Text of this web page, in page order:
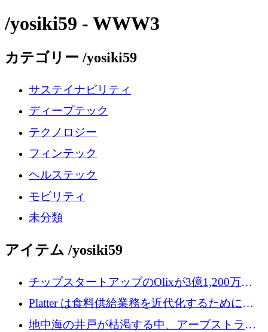
/yosiki59 - WWW3
カテゴリー /yosiki59
サステイナビリティ
ディープテック
テクノロジー
フィンテック
ヘルステック
モビリティ
未分類
アイテム /yosiki59
チップスタートアップのOlixが3億1,200万ド
ルを調達、Mobilizeが投資部門を立ち上げ、7
月の資金調達を詳しく調査
Platter は食料供給業務を近代化するために
Verb Ventures から追加資金を調達
地中海の井戸が枯渇する中、アーブストラ社